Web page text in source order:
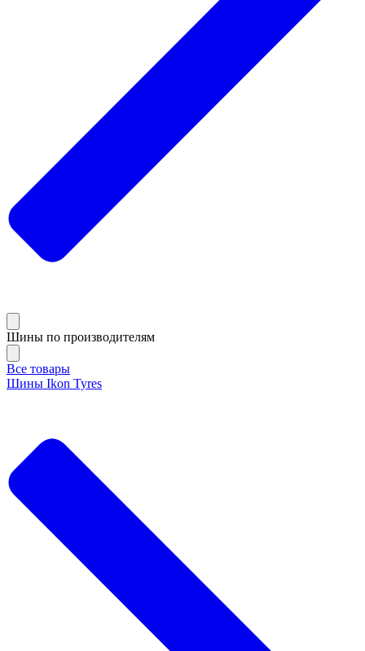
Шины по производителям
Все товары
Шины Ikon Tyres